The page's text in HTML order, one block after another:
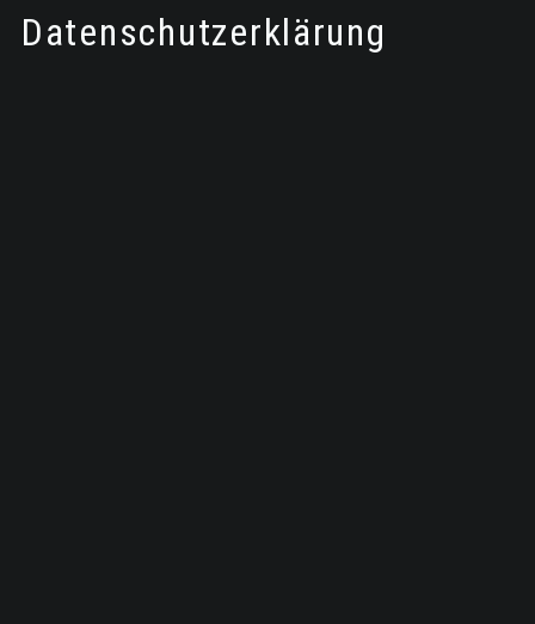
Datenschutzerklärung